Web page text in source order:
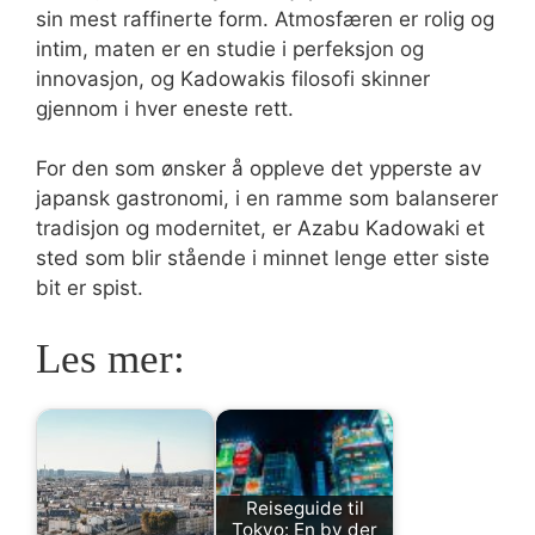
sin mest raffinerte form. Atmosfæren er rolig og
intim, maten er en studie i perfeksjon og
innovasjon, og Kadowakis filosofi skinner
gjennom i hver eneste rett.
For den som ønsker å oppleve det ypperste av
japansk gastronomi, i en ramme som balanserer
tradisjon og modernitet, er Azabu Kadowaki et
sted som blir stående i minnet lenge etter siste
bit er spist.
Les mer:
Reiseguide til
Tokyo: En by der